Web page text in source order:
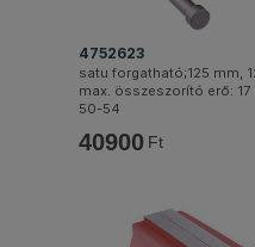
4752623
satu forgatható;125 mm,
max. összeszorító erő: 17
50-54
40900 Ft